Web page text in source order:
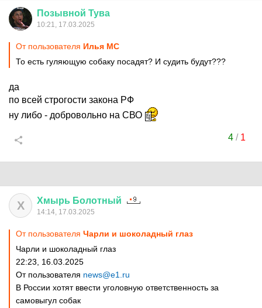
Позывной Тува
10:21, 17.03.2025
От пользователя Илья MC
То есть гуляющую собаку посадят? И судить будут???
да
по всей строгости закона РФ
ну либо - добровольно на СВО
4/ 1
Х Хмырь Болотный
14:14, 17.03.2025
От пользователя Чарли и шоколадный глаз
Чарли и шоколадный глаз
22:23, 16.03.2025
От пользователя news@e1.ru
В России хотят ввести уголовную ответственность за
самовыгул собак